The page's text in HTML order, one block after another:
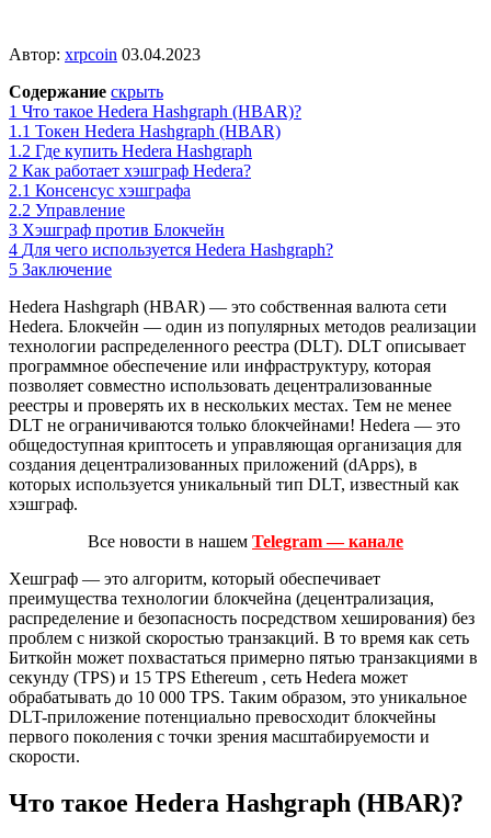
Автор: xrpcoin 03.04.2023
Содержание скрыть
1 Что такое Hedera Hashgraph (HBAR)?
1.1 Токен Hedera Hashgraph (HBAR)
1.2 Где купить Hedera Hashgraph
2 Как работает хэшграф Hedera?
2.1 Консенсус хэшграфа
2.2 Управление
3 Хэшграф против Блокчейн
4 Для чего используется Hedera Hashgraph?
5 Заключение
Hedera Hashgraph (HBAR) — это собственная валюта сети
Hedera. Блокчейн — один из популярных методов реализации
технологии распределенного реестра (DLT). DLT описывает
программное обеспечение или инфраструктуру, которая
позволяет совместно использовать децентрализованные
реестры и проверять их в нескольких местах. Тем не менее
DLT не ограничиваются только блокчейнами! Hedera — это
общедоступная криптосеть и управляющая организация для
создания децентрализованных приложений (dApps), в
которых используется уникальный тип DLT, известный как
хэшграф.
Все новости в нашем Telegram — канале
Хешграф — это алгоритм, который обеспечивает
преимущества технологии блокчейна (децентрализация,
распределение и безопасность посредством хеширования) без
проблем с низкой скоростью транзакций. В то время как сеть
Биткойн может похвастаться примерно пятью транзакциями в
секунду (TPS) и 15 TPS Ethereum , сеть Hedera может
обрабатывать до 10 000 TPS. Таким образом, это уникальное
DLT-приложение потенциально превосходит блокчейны
первого поколения с точки зрения масштабируемости и
скорости.
Что такое Hedera Hashgraph (HBAR)?